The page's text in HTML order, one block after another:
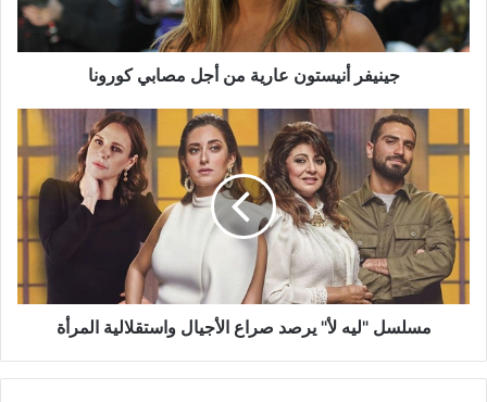
جينيفر أنيستون عارية من أجل مصابي كورونا
مسلسل
"ليه
صراع
الأجيال
واستقلالية
المرأة
مسلسل "ليه لأ" يرصد صراع الأجيال واستقلالية المرأة